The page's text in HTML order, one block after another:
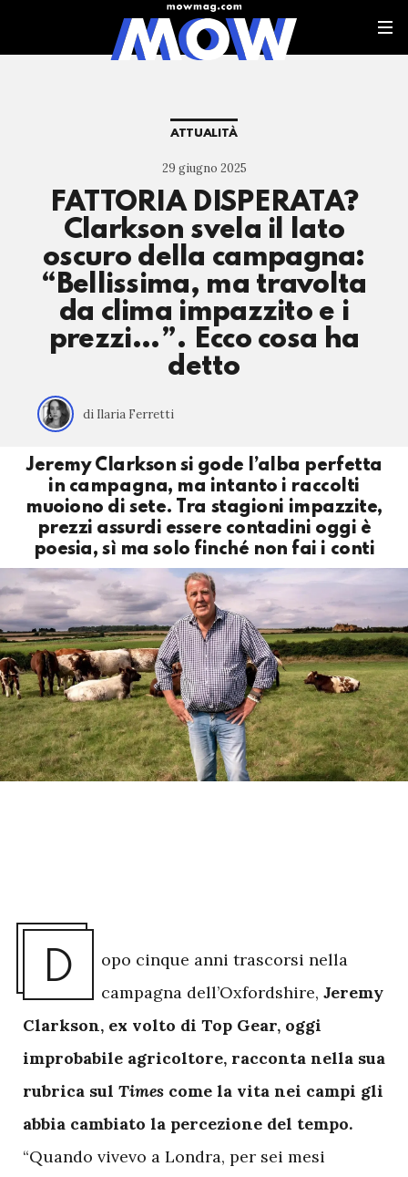
ATTUALITÀ
29 giugno 2025
FATTORIA DISPERATA?
Clarkson svela il lato
oscuro della campagna:
“Bellissima, ma travolta
da clima impazzito e i
prezzi…”. Ecco cosa ha
detto
di Ilaria Ferretti
Jeremy Clarkson si gode l’alba perfetta
in campagna, ma intanto i raccolti
muoiono di sete. Tra stagioni impazzite,
prezzi assurdi essere contadini oggi è
poesia, sì ma solo finché non fai i conti
D
opo cinque anni trascorsi nella
campagna dell’Oxfordshire, Jeremy
Clarkson, ex volto di Top Gear, oggi
improbabile agricoltore, racconta nella sua
rubrica sul Times come la vita nei campi gli
abbia cambiato la percezione del tempo.
“Quando vivevo a Londra, per sei mesi